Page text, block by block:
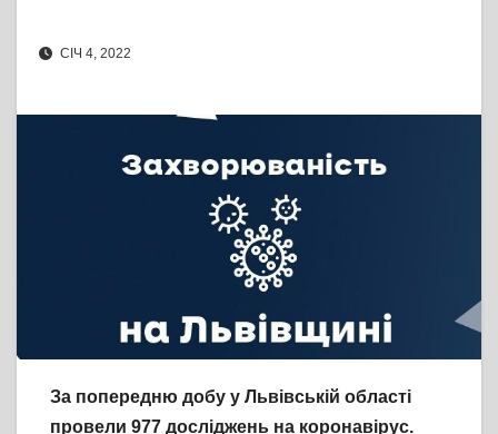
СІЧ 4, 2022
За попередню добу у Львівській області
провели 977 досліджень на коронавірус.